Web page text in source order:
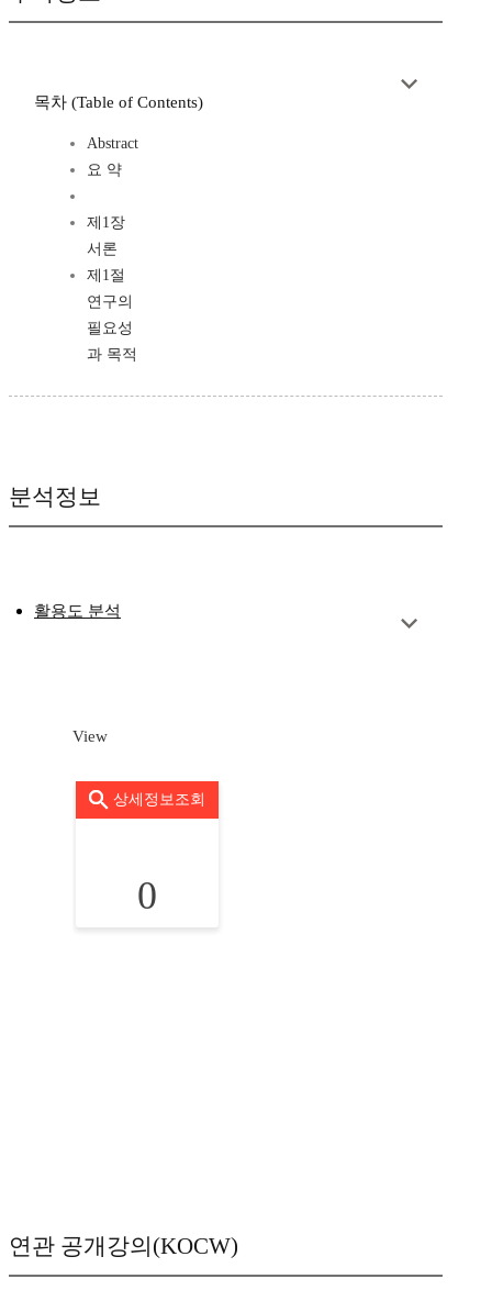
목차 (Table of Contents)
Abstract
요 약
제1장
서론
제1절
연구의
필요성
과 목적
분석정보
활용도 분석
View
상세정보조회
0
연관 공개강의(KOCW)